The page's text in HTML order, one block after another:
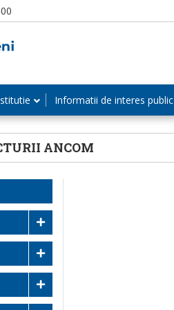
Informatii de interes public
ANCOM